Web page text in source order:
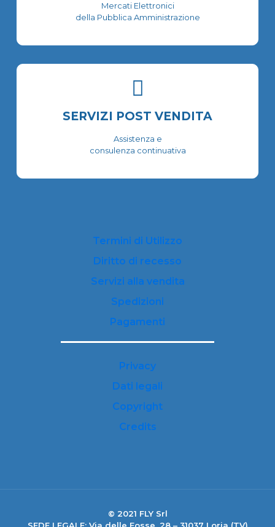
Mercati Elettronici
della Pubblica Amministrazione
SERVIZI POST VENDITA
Assistenza e
consulenza continuativa
Termini di Utilizzo
Diritto di recesso
Servizi alla vendita
Spedizioni
Pagamenti
Privacy
Dati legali
Copyright
Credits
© 2021 FLY Srl